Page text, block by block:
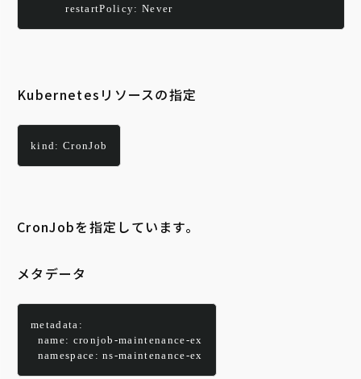
restartPolicy: Never
Kubernetesリソースの指定
kind: CronJob
CronJobを指定しています。
メタデータ
metadata:
name: cronjob-maintenance-ex
namespace: ns-maintenance-ex